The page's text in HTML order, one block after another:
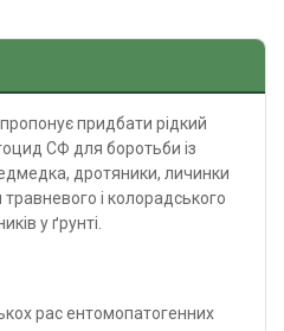
придбати рідкий
СФ для боротьби із
дротяники, личинки
і колорадського
у ґрунті.
рас ентомопатогенних